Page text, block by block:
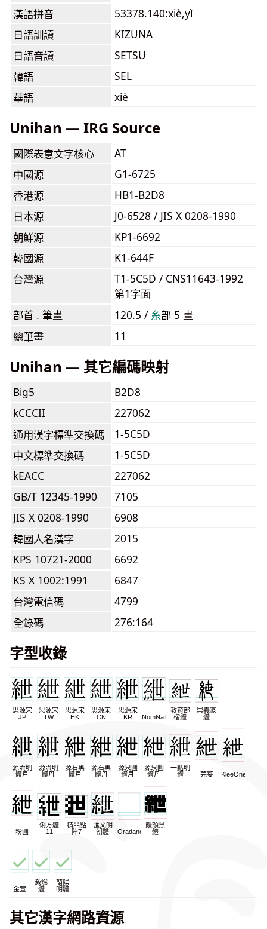
漢語拼音
53378.140:xiè,yì
日語訓讀
KIZUNA
日語音讀
SETSU
韓語
SEL
華語
xiè
Unihan — IRG Source
國際表意文字核心
AT
中國源
G1-6725
香港源
HB1-B2D8
日本源
J0-6528 / JIS X 0208-1990
朝鮮源
KP1-6692
韓國源
K1-644F
台灣源
T1-5C5D / CNS11643-1992
第1字面
部首 . 筆畫
120.5 / ⽷部 5 畫
總筆畫
11
Unihan — 其它編碼映射
Big5
B2D8
kCCCII
227062
通用漢字標準交換碼
1-5C5D
中文標準交換碼
1-5C5D
kEACC
227062
GB/T 12345-1990
7105
JIS X 0208-1990
6908
韓國人名漢字
2015
KPS 10721-2000
6692
KS X 1002:1991
6847
台灣電信碼
4799
全錄碼
276:164
字型收錄
思源宋
JP
思源宋
TW
思源宋
HK
思源宋
CN
思源宋
KR
NomNaTong
教育部
楷體
崇羲篆
體
源流明
體月
源流明
體丹
源石黑
體月
源石黑
體丹
源泉圓
體月
源泉圓
體丹
一點明
體
芫荽 KleeOne
粉圓
俐方體
11
精品點
陣7
匯文明
朝體
Oradano
饅頭黑
體
金萱
激燃
體
蘭陽
明體
其它漢字網路資源